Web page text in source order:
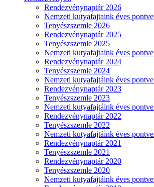
Rendezvénynaptár 2026
Nemzeti kutyafajtaink éves
Tenyészszemle 2026
Rendezvénynaptár 2025
Tenyészszemle 2025
Nemzeti kutyafajtaink éves
Rendezvénynaptár 2024
Tenyészszemle 2024
Nemzeti kutyafajtáink éves
Rendezvénynaptár 2023
Tenyészszemle 2023
Nemzeti kutyafajtáink éves
Rendezvénynaptár 2022
Tenyészszemle 2022
Nemzeti kutyafajtáink éves
Rendezvénynaptár 2021
Tenyészszemle 2021
Rendezvénynaptár 2020
Tenyészszemle 2020
Nemzeti kutyafajtáink éves